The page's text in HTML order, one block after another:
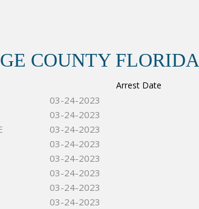
COUNTY FLORIDA
Arrest Date
03-24-2023
03-24-2023
03-24-2023
03-24-2023
03-24-2023
03-24-2023
03-24-2023
03-24-2023